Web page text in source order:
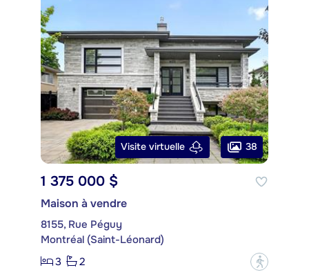
Visite virtuelle 38
1 375 000 $
Maison à vendre
8155, Rue Péguy
Montréal (Saint-Léonard)
3
2 ?